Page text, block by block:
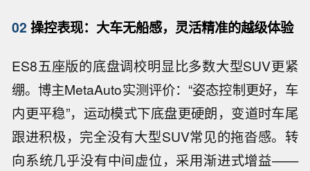
02 操控表现：大车无船感，灵活精准的越级体验
ES8五座版的底盘调校明显比多数大型SUV更紧
绷。博主MetaAuto实测评价：“姿态控制更好，车
内更平稳”，运动模式下底盘更硬朗，变道时车尾
跟进积极，完全没有大型SUV常见的拖沓感。转
向系统几乎没有中间虚位，采用渐进式增益——